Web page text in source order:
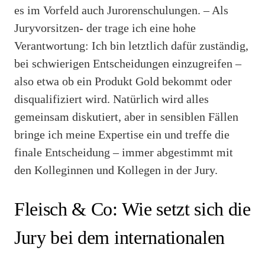
es im Vorfeld auch Jurorenschulungen. – Als
Juryvorsitzen- der trage ich eine hohe
Verantwortung: Ich bin letztlich dafür zuständig,
bei schwierigen Entscheidungen einzugreifen –
also etwa ob ein Produkt Gold bekommt oder
disqualifiziert wird. Natürlich wird alles
gemeinsam diskutiert, aber in sensiblen Fällen
bringe ich meine Expertise ein und treffe die
finale Entscheidung – immer abgestimmt mit
den Kolleginnen und Kollegen in der Jury.
Fleisch & Co: Wie setzt sich die
Jury bei dem internationalen